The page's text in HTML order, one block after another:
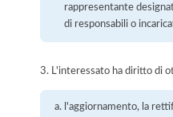
rappresentante
di responsabili o
3. L'interessato ha diritto di
l'aggiornamento, la